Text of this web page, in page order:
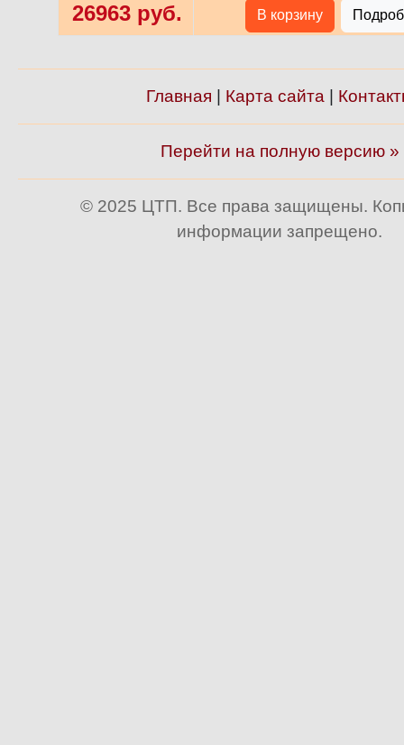
26963 руб. В корзину
Главная Карта сайта
Перейти на полную версию »
© 2025 ЦТП. Все права защищены.
информации запрещено.